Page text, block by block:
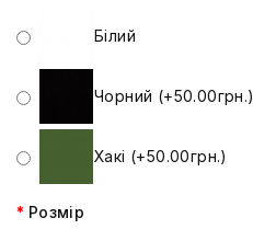
Білий
Чорний (+50.00грн.)
Хакі (+50.00грн.)
Розмір